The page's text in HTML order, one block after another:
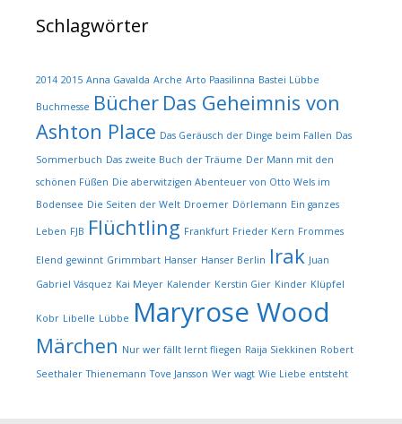
Schlagwörter
2014 2015 Anna Gavalda Arche Arto Paasilinna Bastei Lübbe
Buchmesse Bücher Das Geheimnis von
Ashton Place Das Geräusch der Dinge beim Fallen Das
Sommerbuch Das zweite Buch der Träume Der Mann mit den
schönen Füßen Die aberwitzigen Abenteuer von Otto Wels im
Bodensee Die Seiten der Welt Droemer Dörlemann Ein ganzes
Leben FJB Flüchtling Frankfurt Frieder Kern Frommes
Elend gewinnt Grimmbart Hanser Hanser Berlin Irak Juan
Gabriel Vásquez Kai Meyer Kalender Kerstin Gier Kinder Klüpfel
Kobr Libelle Lübbe Maryrose Wood
Märchen Nur wer fällt lernt fliegen Raija Siekkinen Robert
Seethaler Thienemann Tove Jansson Wer wagt Wie Liebe entsteht